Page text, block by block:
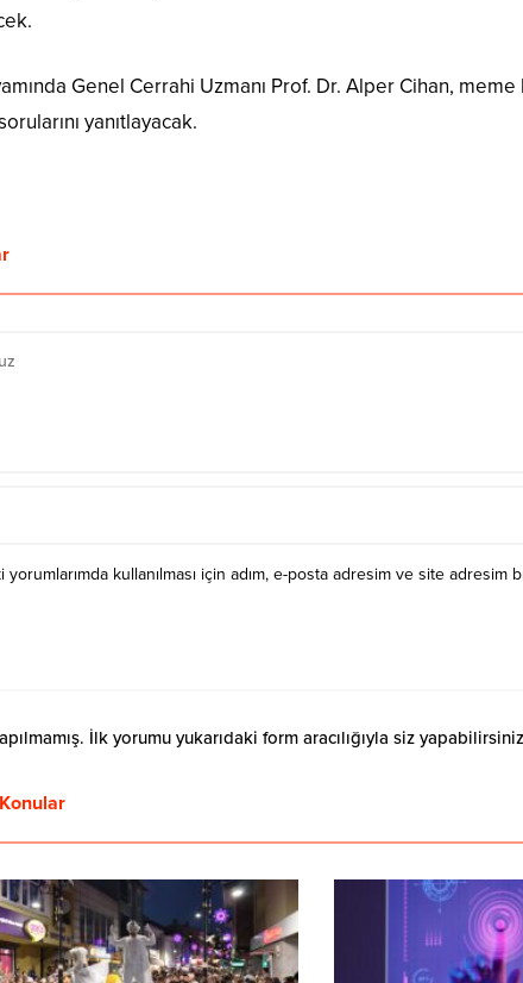
Genel Cerrahi Uzmanı Prof. Dr. Alper Cihan,
yanıtlayacak.
yorumlarımda kullanılması için adım, e-posta adresim ve site adresim
İlk yorumu yukarıdaki form aracılığıyla siz